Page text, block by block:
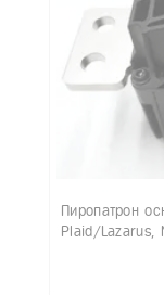
Пиропатрон
Plaid/Lazarus,